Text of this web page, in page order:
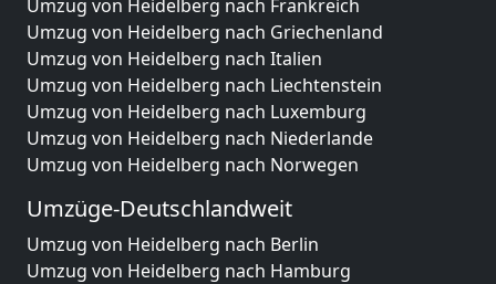
Umzug von Heidelberg nach Frankreich
Umzug von Heidelberg nach Griechenland
Umzug von Heidelberg nach Italien
Umzug von Heidelberg nach Liechtenstein
Umzug von Heidelberg nach Luxemburg
Umzug von Heidelberg nach Niederlande
Umzug von Heidelberg nach Norwegen
Umzüge-Deutschlandweit
Umzug von Heidelberg nach Berlin
Umzug von Heidelberg nach Hamburg